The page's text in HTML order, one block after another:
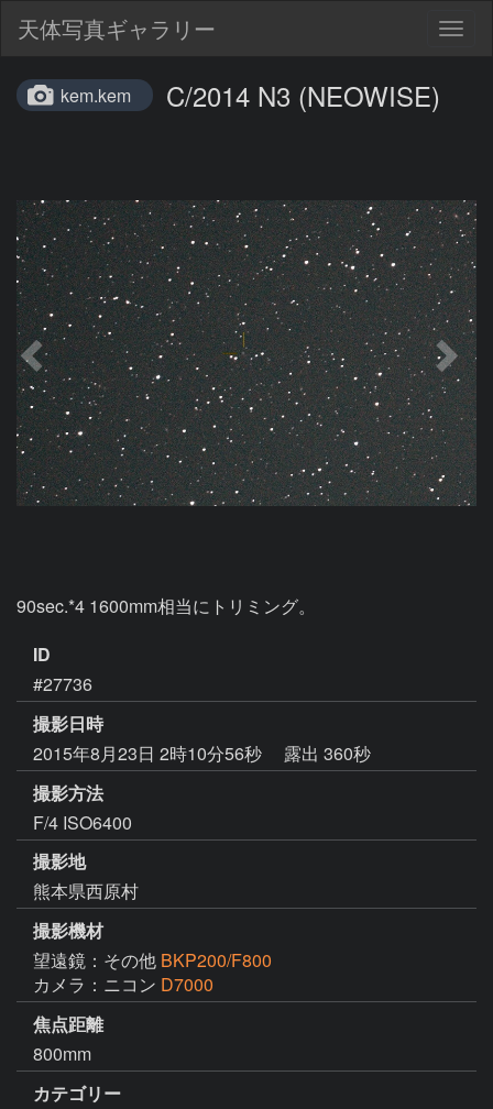
天体写真ギャラリー
kem.kem C/2014 N3 (NEOWISE)
90sec.*4 1600mm相当にトリミング。
ID
#27736
撮影日時
2015年8月23日 2時10分56秒
露出 360秒
撮影方法
F/4 ISO6400
撮影地
熊本県西原村
撮影機材
望遠鏡：その他 BKP200/F800
カメラ：ニコン D7000
焦点距離
800mm
カテゴリー